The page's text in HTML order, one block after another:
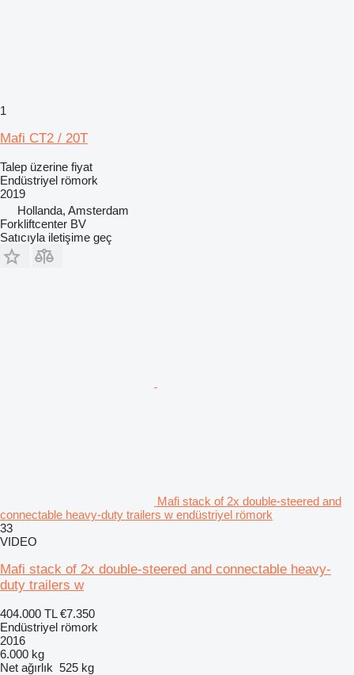
1
Mafi CT2 / 20T
Talep üzerine fiyat
Endüstriyel römork
2019
Hollanda, Amsterdam
Forkliftcenter BV
Satıcıyla iletişime geç
Mafi stack of 2x double-steered and
connectable heavy-duty trailers w endüstriyel römork
33
VIDEO
Mafi stack of 2x double-steered and connectable heavy-
duty trailers w
404.000 TL €7.350
Endüstriyel römork
2016
6.000 kg
Net ağırlık 525 kg